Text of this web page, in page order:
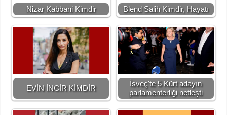
Nizar Kabbani Kimdir Blend Salih Kimdir, Hayatı
EVİN İNCİR KİMDİR
İsveç'te 5 Kürt adayın
parlamenterliği netleşti